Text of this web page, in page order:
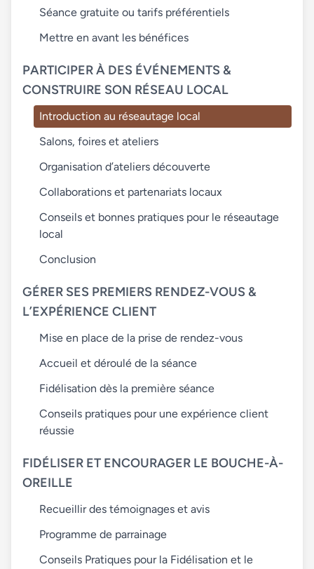
Séance gratuite ou tarifs préférentiels
Mettre en avant les bénéfices
PARTICIPER À DES ÉVÉNEMENTS &
CONSTRUIRE SON RÉSEAU LOCAL
Introduction au réseautage local
Salons, foires et ateliers
Organisation d’ateliers découverte
Collaborations et partenariats locaux
Conseils et bonnes pratiques pour le réseautage
local
Conclusion
GÉRER SES PREMIERS RENDEZ-VOUS &
L’EXPÉRIENCE CLIENT
Mise en place de la prise de rendez-vous
Accueil et déroulé de la séance
Fidélisation dès la première séance
Conseils pratiques pour une expérience client
réussie
FIDÉLISER ET ENCOURAGER LE BOUCHE-À-
OREILLE
Recueillir des témoignages et avis
Programme de parrainage
Conseils Pratiques pour la Fidélisation et le